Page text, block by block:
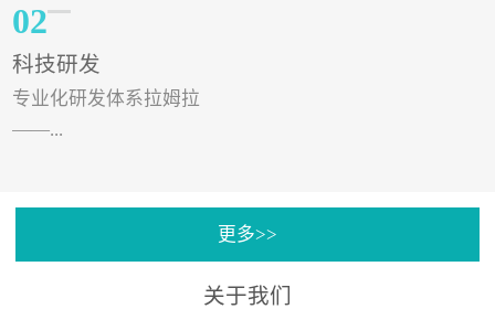
02
科技研发
专业化研发体系拉姆拉
——...
分中心”的科研开发系统，
更多>>
关于我们